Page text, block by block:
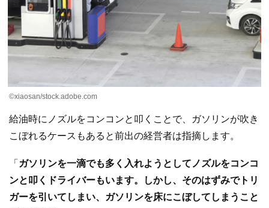
©xiaosan/stock.adobe.com
給油時にノズルをコンコンと叩くことで、ガソリンが吹き
こぼれるケースもあると前出の経営者は指摘します。
「 ガソリンを一滴でも多く入れようとしてノズルをコンコ
ンと叩くドライバーもいます。しかし、そのはずみでトリ
ガーを引いてしまい、ガソリンを床にこぼしてしまうこと